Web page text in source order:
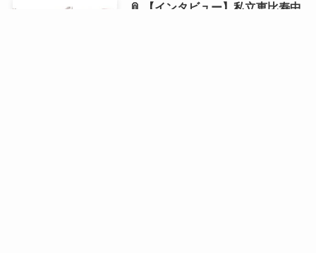
📎 【インタビュー】私立恵比寿中